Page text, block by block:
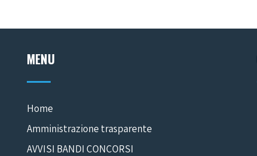
MENU
Home
Amministrazione trasparente
AVVISI BANDI CONCORSI